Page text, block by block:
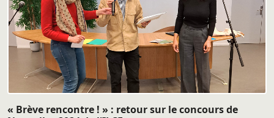
« Brève rencontre ! » : retour sur le concours de